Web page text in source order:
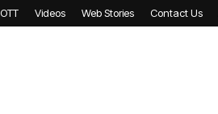
OTT Videos Web Stories Contact Us